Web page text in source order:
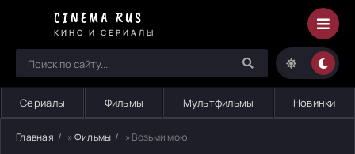
CINEMA RUS
КИНО И СЕРИАЛЫ
Сериалы Фильмы Мультфильмы Новинки
Главная » Фильмы » Возьми мою